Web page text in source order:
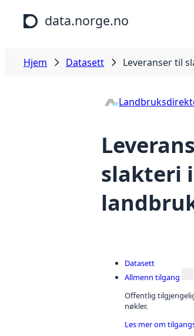
Hopp til hovedinnhold
data.norge.no
Hjem Datasett Leveranser til
slakteri i
Datasett
Allmenn tilgang
Offentlig
nøkler.
Les mer om